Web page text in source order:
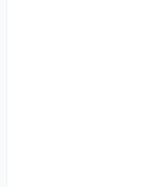
آسیب دیده باشد
در کمترین زمان ممکن
روش‌های پرداخت امن